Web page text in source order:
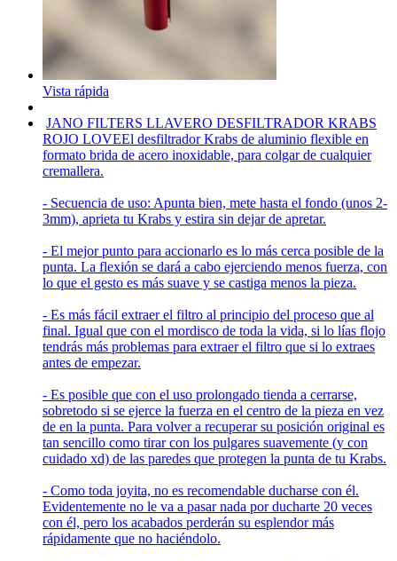
Vista rápida
JANO FILTERS LLAVERO DESFILTRADOR KRABS
ROJO LOVEEl desfiltrador Krabs de aluminio flexible en
formato brida de acero inoxidable, para colgar de cualquier
cremallera.
- Secuencia de uso: Apunta bien, mete hasta el fondo (unos 2-
3mm), aprieta tu Krabs y estira sin dejar de apretar.
- El mejor punto para accionarlo es lo más cerca posible de la
punta. La flexión se dará a cabo ejerciendo menos fuerza, con
lo que el gesto es más suave y se castiga menos la pieza.
- Es más fácil extraer el filtro al principio del proceso que al
final. Igual que con el mordisco de toda la vida, si lo lías flojo
tendrás más problemas para extraer el filtro que si lo extraes
antes de empezar.
- Es posible que con el uso prolongado tienda a cerrarse,
sobretodo si se ejerce la fuerza en el centro de la pieza en vez
de en la punta. Para volver a recuperar su posición original es
tan sencillo como tirar con los pulgares suavemente (y con
cuidado xd) de las paredes que protegen la punta de tu Krabs.
- Como toda joyita, no es recomendable ducharse con él.
Evidentemente no le va a pasar nada por ducharte 20 veces
con él, pero los acabados perderán su esplendor más
rápidamente que no haciéndolo.